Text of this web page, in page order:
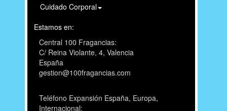
Cuidado Corporal
Estamos en:
Central 100 Fragancias:
C/ Reina Violante, 4, Valencia
España
gestion@100fragancias.com
Teléfono Expansión España, Europa,
Internacional: